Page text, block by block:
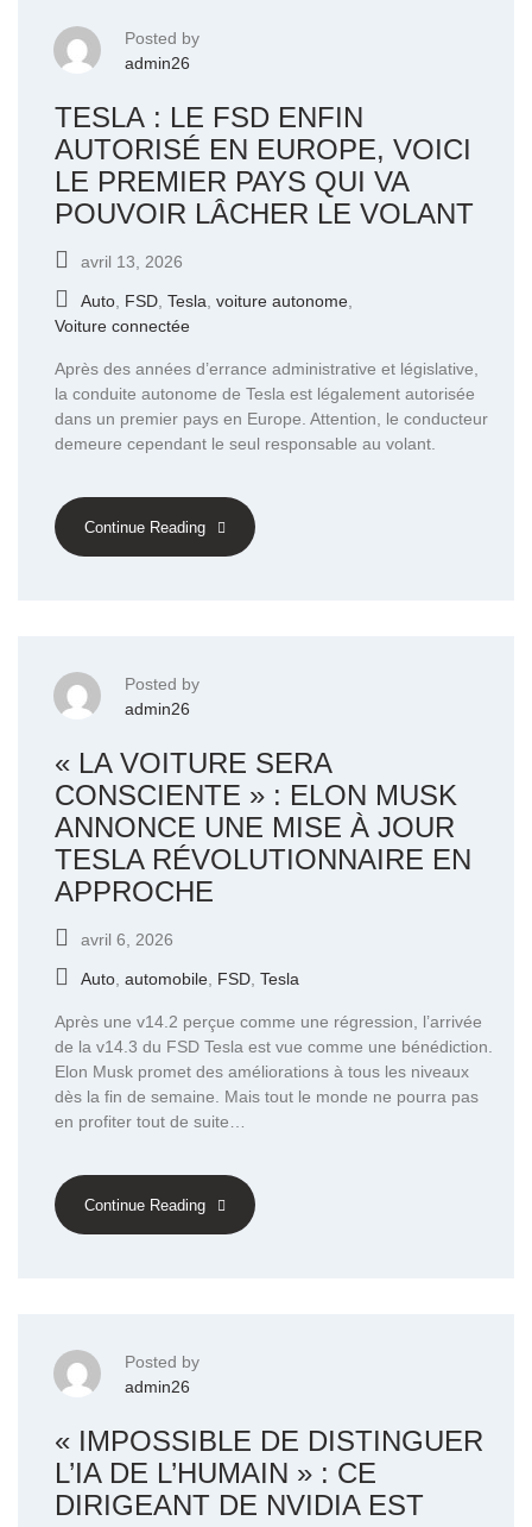
Posted by
admin26
TESLA : LE FSD ENFIN
AUTORISÉ EN EUROPE, VOICI
LE PREMIER PAYS QUI VA
POUVOIR LÂCHER LE VOLANT
avril 13, 2026
Auto FSD Tesla voiture autonome
Voiture connectée
Après des années d’errance administrative et législative,
la conduite autonome de Tesla est légalement autorisée
dans un premier pays en Europe. Attention, le conducteur
demeure cependant le seul responsable au volant.
Continue Reading
Posted by
admin26
« LA VOITURE SERA
CONSCIENTE » : ELON MUSK
ANNONCE UNE MISE À JOUR
TESLA RÉVOLUTIONNAIRE EN
APPROCHE
avril 6, 2026
Auto automobile FSD Tesla
Après une v14.2 perçue comme une régression, l’arrivée
de la v14.3 du FSD Tesla est vue comme une bénédiction.
Elon Musk promet des améliorations à tous les niveaux
dès la fin de semaine. Mais tout le monde ne pourra pas
en profiter tout de suite…
Continue Reading
Posted by
admin26
« IMPOSSIBLE DE DISTINGUER
L’IA DE L’HUMAIN » : CE
DIRIGEANT DE NVIDIA EST